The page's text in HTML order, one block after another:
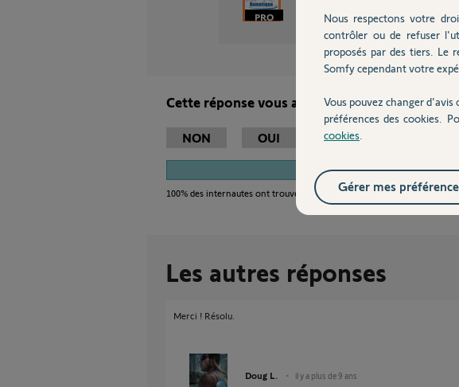
Robert P. il y a plus de 9 ans
Cette réponse vous a-t-elle aidé ?
NON OUI
100%
100% des internautes ont trouvé cette réponse utile
Les autres réponses
Merci ! Résolu.
Doug L. il y a plus de 9 ans
Nous respectons votre
contrôler ou de refuser
proposés par des tiers. Le
Somfy cependant votre
Vous pouvez changer
préférences des cookies.
cookies
Gérer mes